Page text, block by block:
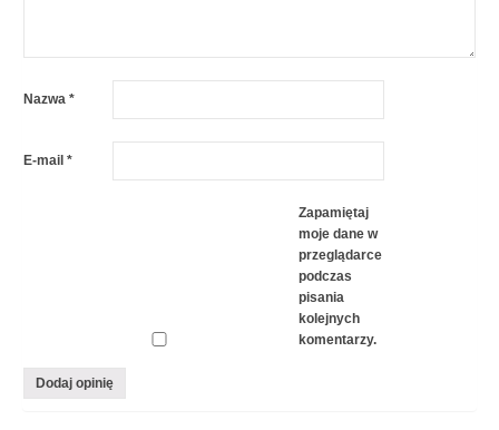
Nazwa *
E-mail *
Zapamiętaj
moje dane w
przeglądarce
podczas
pisania
kolejnych
komentarzy.